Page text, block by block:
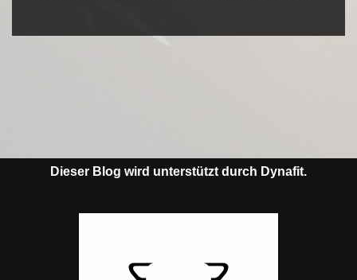
Dieser Blog wird unterstützt durch Dynafit.